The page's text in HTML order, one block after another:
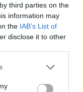
third parties on the
information may
the IAB’s List of
disclose it to other
or more Google
You may click to